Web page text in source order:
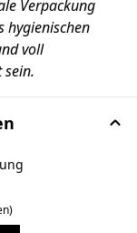
Verpackung
hygienischen
voll